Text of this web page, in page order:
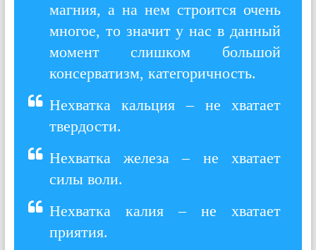
магния, а на нем строится очень
многое, то значит у нас в данный
момент слишком большой
консерватизм, категоричность.
Нехватка кальция – не хватает
твердости.
Нехватка железа – не хватает
силы воли.
Нехватка калия – не хватает
приятия.